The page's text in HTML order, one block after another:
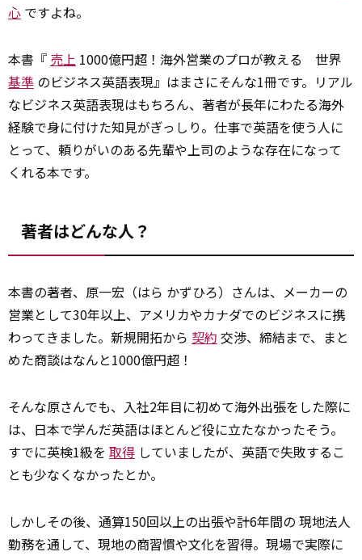
心 ですよね。
本書『 売上 1000億円超！海外営業のプロが教える 世界
基準 のビジネス英語表現』はまさにそんな1冊です。リアル
なビジネス英語表現はもちろん、著者が長年にわたる海外
経験で身に付けた知見がぎっしり。仕事で英語を使う人に
とって、頼りがいのある先輩や上司のような存在になって
くれる本です。
著者はどんな人？
本書の著者、原一宏（はら かずひろ）さんは、メーカーの
営業として30年以上、アメリカやカナダでのビジネスに携
わってきました。新規開拓から 契約 交渉、締結まで、まと
めた商談はなんと1000億円超！
そんな原さんでも、入社2年目に初めて海外出張をした際に
は、日本で学んだ英語はほとんど役に立たなかったそう。
すでに英検1級を 取得 していましたが、英語で失敗するこ
とも少なくなかったとか。
しかしその後、通算150回以上の出張や計6年間の 現地法人
勤務を通して、現地の商習慣や文化を習得。現場で実際に